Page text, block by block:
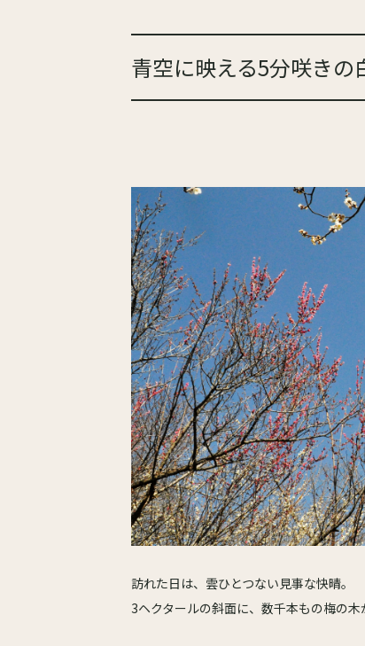
青空に映える5分咲きの
訪れた日は、雲ひとつない見事な快晴。
3ヘクタールの斜面に、数千本もの梅の木